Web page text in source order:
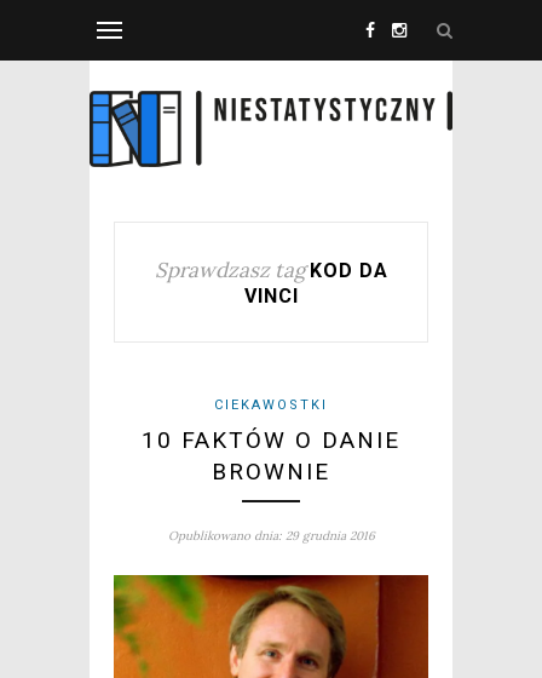
Sprawdzasz tag KOD DA
VINCI
CIEKAWOSTKI
10 FAKTÓW O DANIE
BROWNIE
Opublikowano dnia: 29 grudnia 2016